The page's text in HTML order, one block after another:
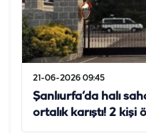
21-06-2026 09:45
Şanlıurfa’da halı
ortalık karıştı! 2 kişi